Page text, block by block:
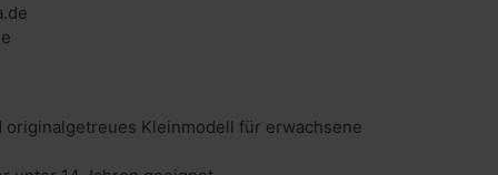
originalgetreues Kleinmodell für erwachsene